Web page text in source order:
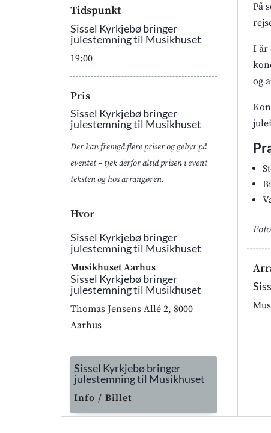
Tidspunkt
Sissel Kyrkjebø bringer
julestemning til Musikhuset
19:00
Pris
Sissel Kyrkjebø bringer
julestemning til Musikhuset
Der kan fremgå flere priser og gebyr på
eventet – tjek derfor altid prisen i event
teksten og hos arrangøren.
Hvor
Sissel Kyrkjebø bringer
julestemning til Musikhuset
Musikhuset Aarhus
Sissel Kyrkjebø bringer
julestemning til Musikhuset
Thomas Jensens Allé 2, 8000
Aarhus
Sissel Kyrkjebø bringer
julestemning til Musikhuset
Info / Billet
På
I år
og